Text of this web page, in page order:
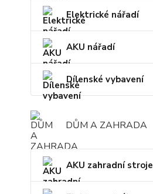
Elektrické nářadí
AKU nářadí
Dílenské vybavení
DŮM A ZAHRADA
AKU zahradní stroje